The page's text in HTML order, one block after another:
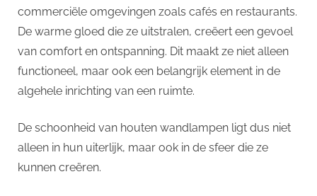
commerciële omgevingen zoals cafés en restaurants.
De warme gloed die ze uitstralen, creëert een gevoel
van comfort en ontspanning. Dit maakt ze niet alleen
functioneel, maar ook een belangrijk element in de
algehele inrichting van een ruimte.
De schoonheid van houten wandlampen ligt dus niet
alleen in hun uiterlijk, maar ook in de sfeer die ze
kunnen creëren.